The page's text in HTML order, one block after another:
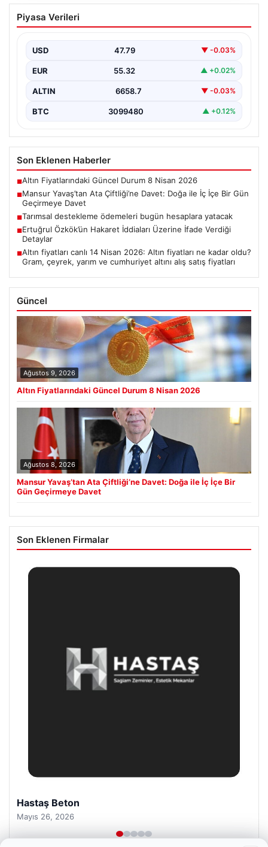
Mansur Yavaş’tan Ata Çiftliği’ne Davet:
Doğa ile İç İçe Bir Gün Geçirmeye Davet
Yavaş, geçtiğimiz günlerde yaptığı açıklamayla
Ankaralıları Gölbaşı bölgesinde…
Piyasa Verileri
USD 47.79 ▼ -0.03%
EUR 55.32 ▲ +0.02%
ALTIN 6658.7 ▼ -0.03%
BTC 3099480 ▲ +0.12%
Son Eklenen Haberler
■Altın Fiyatlarındaki Güncel Durum 8 Nisan 2026
■Mansur Yavaş’tan Ata Çiftliği’ne Davet: Doğa ile İç İçe Bir Gün
Geçirmeye Davet
■Tarımsal destekleme ödemeleri bugün hesaplara yatacak
■Ertuğrul Özkök’ün Hakaret İddiaları Üzerine İfade Verdiği
Detaylar
■Altın fiyatları canlı 14 Nisan 2026: Altın fiyatları ne kadar oldu?
Gram, çeyrek, yarım ve cumhuriyet altını alış satış fiyatları
Güncel
Ağustos 9, 2026
Altın Fiyatlarındaki Güncel Durum 8 Nisan 2026
Ağustos 8, 2026
Mansur Yavaş’tan Ata Çiftliği’ne Davet: Doğa ile İç İçe Bir
Gün Geçirmeye Davet
Son Eklenen Firmalar
Prenses Night Club
Nisan 29, 2026